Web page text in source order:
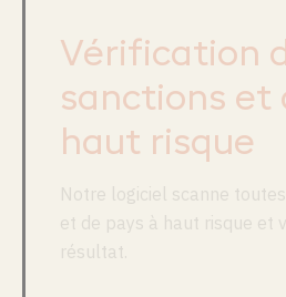
Vérification
sanctions et
haut risque
Notre logiciel scanne
et de pays à haut risque et
résultat.